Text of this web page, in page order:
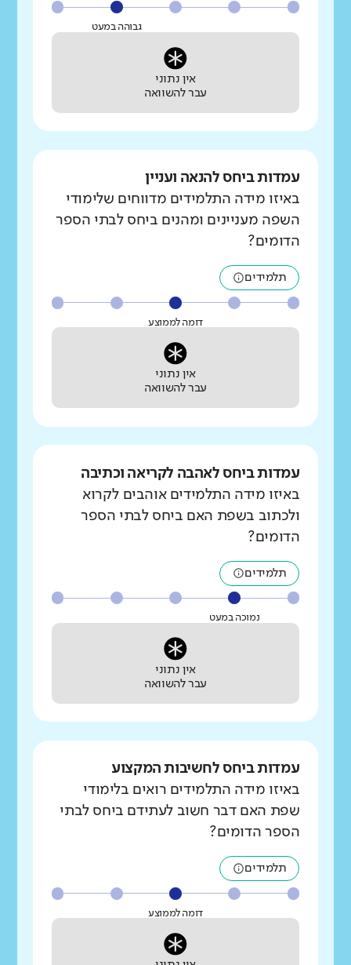
גבוהה במעט
אין נתוני
עבר להשוואה
עמדות ביחס להנאה ועניין
באיזו מידה התלמידים מדווחים שלימודי
השפה מעניינים ומהנים ביחס לבתי הספר
הדומים?
תלמידים
דומה לממוצע
אין נתוני
עבר להשוואה
עמדות ביחס לאהבה לקריאה וכתיבה
באיזו מידה התלמידים אוהבים לקרוא
ולכתוב בשפת האם ביחס לבתי הספר
הדומים?
תלמידים
נמוכה במעט
אין נתוני
עבר להשוואה
עמדות ביחס לחשיבות המקצוע
באיזו מידה התלמידים רואים בלימודי
שפת האם דבר חשוב לעתידם ביחס לבתי
הספר הדומים?
תלמידים
דומה לממוצע